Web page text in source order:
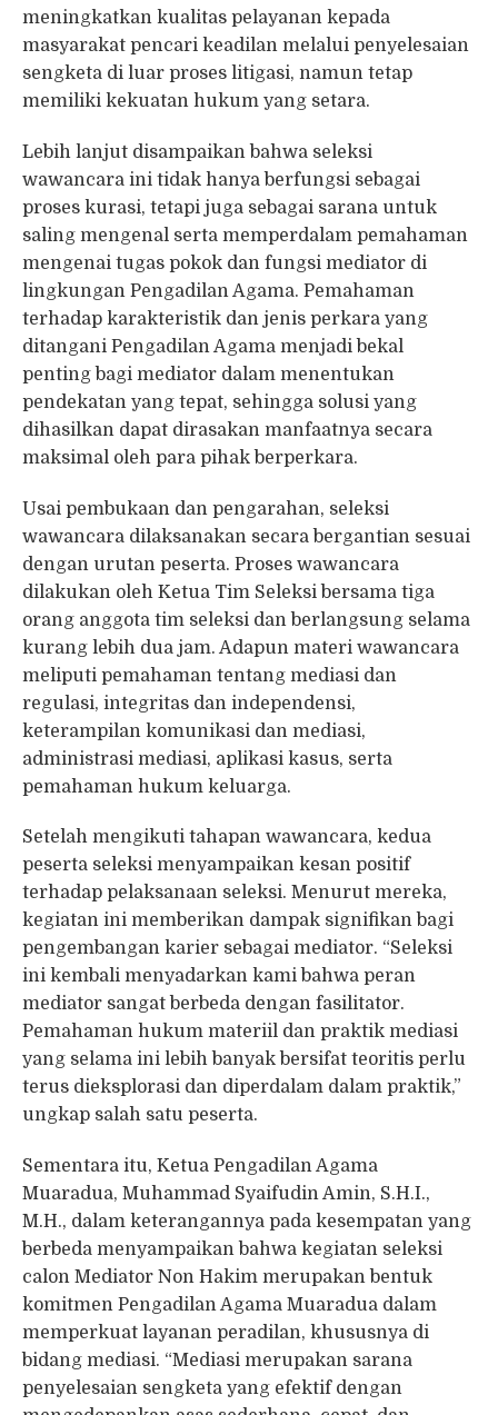
meningkatkan kualitas pelayanan kepada
masyarakat pencari keadilan melalui penyelesaian
sengketa di luar proses litigasi, namun tetap
memiliki kekuatan hukum yang setara.
Lebih lanjut disampaikan bahwa seleksi
wawancara ini tidak hanya berfungsi sebagai
proses kurasi, tetapi juga sebagai sarana untuk
saling mengenal serta memperdalam pemahaman
mengenai tugas pokok dan fungsi mediator di
lingkungan Pengadilan Agama. Pemahaman
terhadap karakteristik dan jenis perkara yang
ditangani Pengadilan Agama menjadi bekal
penting bagi mediator dalam menentukan
pendekatan yang tepat, sehingga solusi yang
dihasilkan dapat dirasakan manfaatnya secara
maksimal oleh para pihak berperkara.
Usai pembukaan dan pengarahan, seleksi
wawancara dilaksanakan secara bergantian sesuai
dengan urutan peserta. Proses wawancara
dilakukan oleh Ketua Tim Seleksi bersama tiga
orang anggota tim seleksi dan berlangsung selama
kurang lebih dua jam. Adapun materi wawancara
meliputi pemahaman tentang mediasi dan
regulasi, integritas dan independensi,
keterampilan komunikasi dan mediasi,
administrasi mediasi, aplikasi kasus, serta
pemahaman hukum keluarga.
Setelah mengikuti tahapan wawancara, kedua
peserta seleksi menyampaikan kesan positif
terhadap pelaksanaan seleksi. Menurut mereka,
kegiatan ini memberikan dampak signifikan bagi
pengembangan karier sebagai mediator. “Seleksi
ini kembali menyadarkan kami bahwa peran
mediator sangat berbeda dengan fasilitator.
Pemahaman hukum materiil dan praktik mediasi
yang selama ini lebih banyak bersifat teoritis perlu
terus dieksplorasi dan diperdalam dalam praktik,”
ungkap salah satu peserta.
Sementara itu, Ketua Pengadilan Agama
Muaradua, Muhammad Syaifudin Amin, S.H.I.,
M.H., dalam keterangannya pada kesempatan yang
berbeda menyampaikan bahwa kegiatan seleksi
calon Mediator Non Hakim merupakan bentuk
komitmen Pengadilan Agama Muaradua dalam
memperkuat layanan peradilan, khususnya di
bidang mediasi. “Mediasi merupakan sarana
penyelesaian sengketa yang efektif dengan